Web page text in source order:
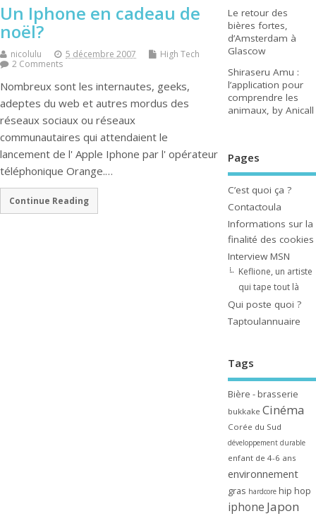
Un Iphone en cadeau de
noël?
nicolulu 5 décembre 2007
High Tech
2 Comments
Nombreux sont les internautes, geeks,
adeptes du web et autres mordus des
réseaux sociaux ou réseaux
communautaires qui attendaient le
lancement de l' Apple Iphone par l' opérateur
téléphonique Orange.…
Continue Reading
Le retour des
bières fortes,
d’Amsterdam à
Glascow
Shiraseru Amu :
l’application pour
comprendre les
animaux, by Anicall
Pages
C’est quoi ça ?
Contactoula
Informations sur la
finalité des cookies
Interview MSN
Keflione, un artiste
qui tape tout là
Qui poste quoi ?
Taptoulannuaire
Tags
Bière - brasserie
bukkake Cinéma
Corée du Sud
développement durable
enfant de 4-6 ans
environnement
gras hardcore hip hop
iphone Japon